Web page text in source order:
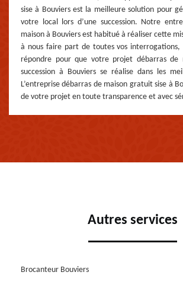
sise à Bouviers est la meilleure solution pour
votre local lors d’une succession. Notre
maison à Bouviers est habitué à réaliser cette
à nous faire part de toutes vos interrogations,
répondre pour que votre projet débarras de
succession à Bouviers se réalise dans les
L’entreprise débarras de maison gratuit sise à
de votre projet en toute transparence et avec
Autres services
Brocanteur Bouviers